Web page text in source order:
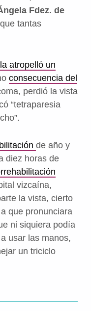
Fdez. de
tantas
la atropelló un
consecuencia del
perdió la vista
“tetraparesia
de año y
diez horas de
vizcaína,
la vista, cierto
que pronunciara
ni siquiera podía
usar las manos,
un triciclo